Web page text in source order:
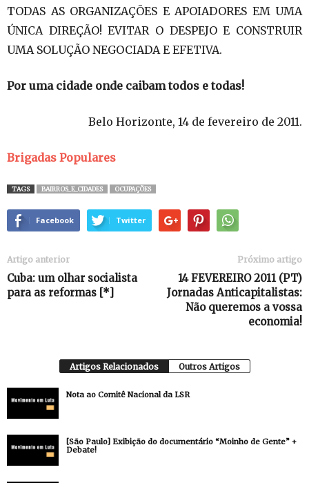
TODAS AS ORGANIZAÇÕES E APOIADORES EM UMA
ÚNICA DIREÇÃO! EVITAR O DESPEJO E CONSTRUIR
UMA SOLUÇÃO NEGOCIADA E EFETIVA.
Por uma cidade onde caibam todos e todas!
Belo Horizonte, 14 de fevereiro de 2011.
Brigadas Populares
TAGS BAIRROS_E_CIDADES OCUPAÇÕES
Facebook Twitter
Artigo anterior
Cuba: um olhar socialista
para as reformas [*]
Próximo artigo
14 FEVEREIRO 2011 (PT)
Jornadas Anticapitalistas:
Não queremos a vossa
economia!
Artigos Relacionados Outros Artigos
Nota ao Comitê Nacional da LSR
[São Paulo] Exibição do documentário “Moinho de Gente” +
Debate!